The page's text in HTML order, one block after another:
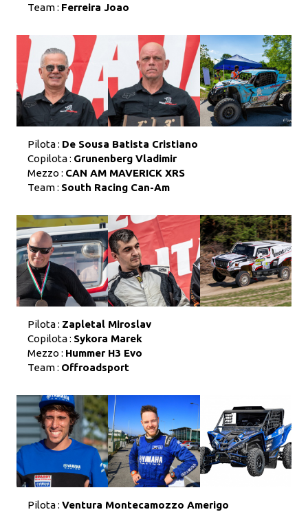
Team : Ferreira Joao
Pilota : De Sousa Batista Cristiano
Copilota : Grunenberg Vladimir
Mezzo : CAN AM MAVERICK XRS
Team : South Racing Can-Am
Pilota : Zapletal Miroslav
Copilota : Sykora Marek
Mezzo : Hummer H3 Evo
Team : Offroadsport
Pilota : Ventura Montecamozzo Amerigo